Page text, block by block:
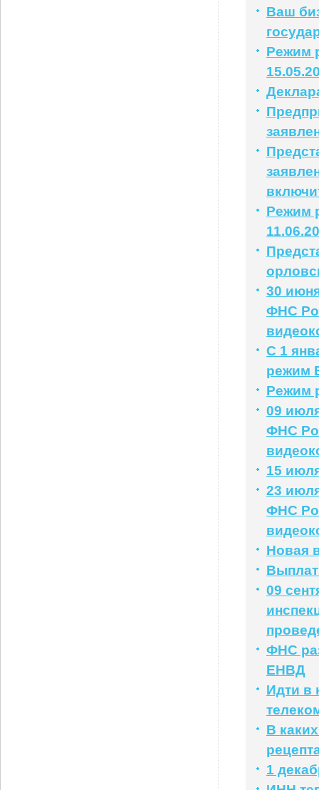
Ваш
Режим
Режим
30
ФНС
С 1
режим
Режим
09
ФНС
15
23
ФНС
Новая
09
ФНС
ЕНВД
Идти в
В
1